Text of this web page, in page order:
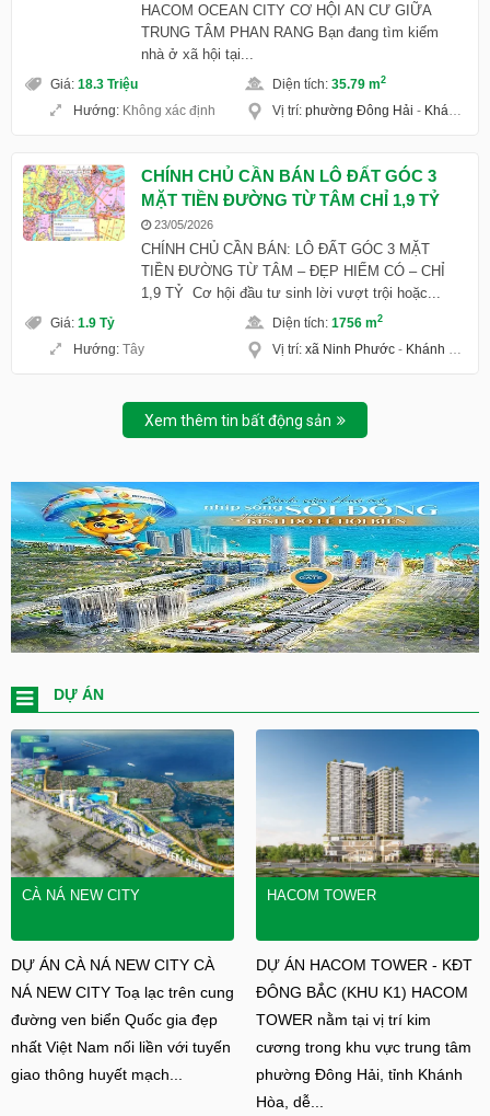
HACOM OCEAN CITY CƠ HỘI AN CƯ GIỮA
TRUNG TÂM PHAN RANG Bạn đang tìm kiếm
nhà ở xã hội tại...
Giá: 18.3 Triệu Diện tích: 35.79 m2
Hướng: Không xác định Vị trí: phường Đông Hải - Khánh Hoà
CHÍNH CHỦ CẦN BÁN LÔ ĐẤT GÓC 3
MẶT TIỀN ĐƯỜNG TỪ TÂM CHỈ 1,9 TỶ
23/05/2026
CHÍNH CHỦ CẦN BÁN: LÔ ĐẤT GÓC 3 MẶT
TIỀN ĐƯỜNG TỪ TÂM – ĐẸP HIẾM CÓ – CHỈ
1,9 TỶ Cơ hội đầu tư sinh lời vượt trội hoặc...
Giá: 1.9 Tỷ Diện tích: 1756 m2
Hướng: Tây Vị trí: xã Ninh Phước - Khánh Hoà
Xem thêm tin bất động sản
DỰ ÁN
CÀ NÁ NEW CITY
DỰ ÁN CÀ NÁ NEW CITY CÀ
NÁ NEW CITY Toạ lạc trên cung
đường ven biển Quốc gia đẹp
nhất Việt Nam nối liền với tuyến
giao thông huyết mạch...
HACOM TOWER
DỰ ÁN HACOM TOWER - KĐT
ĐÔNG BẮC (KHU K1) HACOM
TOWER nằm tại vị trí kim
cương trong khu vực trung tâm
phường Đông Hải, tỉnh Khánh
Hòa, dễ...